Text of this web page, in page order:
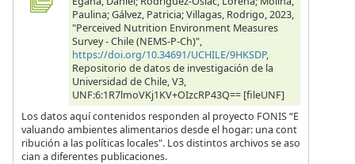
Paulina; Gálvez, Patricia; Villagas, Rodrigo, 2023,
"Perceived Nutrition Environment Measures
Survey - Chile (NEMS-P-Ch)",
https://doi.org/10.34691/UCHILE/9HKSDP,
Repositorio de datos de investigación de la
Universidad de Chile, V3,
UNF:6:1R7lmoVKj1KV+OIzcRP43Q== [fileUNF]
Los datos aquí contenidos responden al proyecto FONIS “E
valuando ambientes alimentarios desde el hogar: una cont
ribución a las políticas locales". Los distintos archivos se aso
cian a diferentes publicaciones.